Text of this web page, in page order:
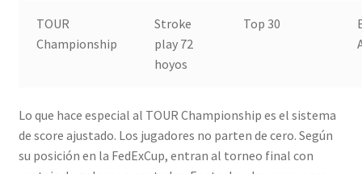
TOUR
Championship
Stroke
play 72
hoyos
Top 30
Lo que hace especial al TOUR Championship es el sistema
de score ajustado. Los jugadores no parten de cero. Según
su posición en la FedExCup, entran al torneo final con